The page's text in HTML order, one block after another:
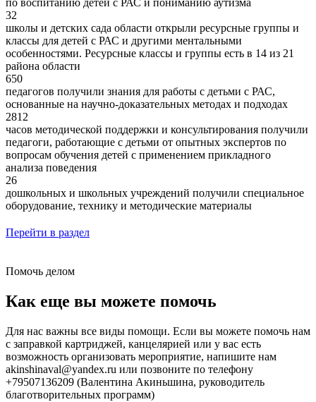
32
школы и детских сада области открыли ресурсные группы и
классы для детей с РАС и другими ментальными
особенностями. Ресурсные классы и группы есть в 14 из 21
района области
650
педагогов получили знания для работы с детьми с РАС,
основанные на научно-доказательных методах и подходах
2812
часов методической поддержки и консультирования получили
педагоги, работающие с детьми от опытных экспертов по
вопросам обучения детей с применением прикладного
анализа поведения
26
дошкольных и школьных учреждений получили специальное
оборудование, технику и методические материалы
Перейти в раздел
Помочь делом
Как еще вы можете помочь
Для нас важны все виды помощи. Если вы можете помочь нам
с заправкой картриджей, канцелярией или у вас есть
возможность организовать мероприятие, напишите нам
akinshinaval@yandex.ru или позвоните по телефону
+79507136209 (Валентина Акиньшина, руководитель
благотворительных программ)